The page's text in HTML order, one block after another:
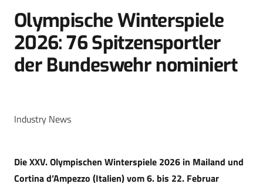
Olympische Winterspiele
2026: 76 Spitzensportler
der Bundeswehr nominiert
Industry News
Die XXV. Olympischen Winterspiele 2026 in Mailand und
Cortina d’Ampezzo (Italien) vom 6. bis 22. Februar